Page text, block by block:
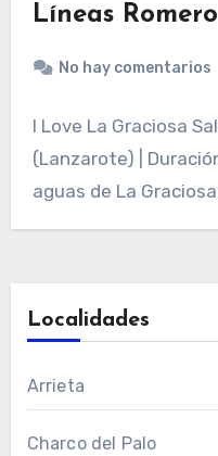
Líneas Romero
No hay comentarios
I Love La Graciosa
(Lanzarote) |
aguas de La
Localidades
Arrieta
Charco del Palo